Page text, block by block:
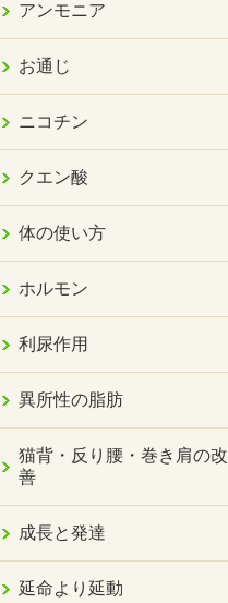
アンモニア
お通じ
ニコチン
クエン酸
体の使い方
ホルモン
利尿作用
異所性の脂肪
猫背・反り腰・巻き肩の改
善
成長と発達
延命より延動